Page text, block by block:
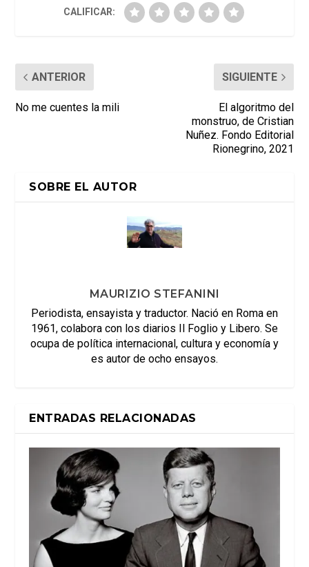
CALIFICAR:
ANTERIOR
No me cuentes la mili
SIGUIENTE
El algoritmo del
monstruo, de Cristian
Nuñez. Fondo Editorial
Rionegrino, 2021
SOBRE EL AUTOR
MAURIZIO STEFANINI
Periodista, ensayista y traductor. Nació en Roma en
1961, colabora con los diarios Il Foglio y Libero. Se
ocupa de política internacional, cultura y economía y
es autor de ocho ensayos.
ENTRADAS RELACIONADAS